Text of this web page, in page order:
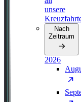
unsere
Nach
Zeitraum
2026